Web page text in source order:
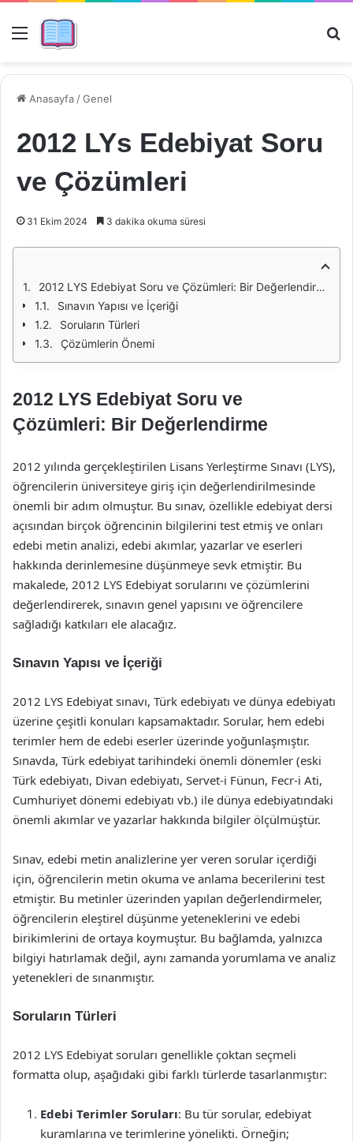
Menü
Anasayfa /Genel
2012 LYs Edebiyat Soru
ve Çözümleri
31 Ekim 2024 3 dakika okuma süresi
2012 LYS Edebiyat Soru ve Çözümleri: Bir Değerlendirme
Sınavın Yapısı ve İçeriği
Soruların Türleri
Çözümlerin Önemi
2012 LYS Edebiyat Soru ve
Çözümleri: Bir Değerlendirme
2012 yılında gerçekleştirilen Lisans Yerleştirme Sınavı (LYS),
öğrencilerin üniversiteye giriş için değerlendirilmesinde
önemli bir adım olmuştur. Bu sınav, özellikle edebiyat dersi
açısından birçok öğrencinin bilgilerini test etmiş ve onları
edebi metin analizi, edebi akımlar, yazarlar ve eserleri
hakkında derinlemesine düşünmeye sevk etmiştir. Bu
makalede, 2012 LYS Edebiyat sorularını ve çözümlerini
değerlendirerek, sınavın genel yapısını ve öğrencilere
sağladığı katkıları ele alacağız.
Sınavın Yapısı ve İçeriği
2012 LYS Edebiyat sınavı, Türk edebiyatı ve dünya edebiyatı
üzerine çeşitli konuları kapsamaktadır. Sorular, hem edebi
terimler hem de edebi eserler üzerinde yoğunlaşmıştır.
Sınavda, Türk edebiyat tarihindeki önemli dönemler (eski
Türk edebiyatı, Divan edebiyatı, Servet-i Fünun, Fecr-i Ati,
Cumhuriyet dönemi edebiyatı vb.) ile dünya edebiyatındaki
önemli akımlar ve yazarlar hakkında bilgiler ölçülmüştür.
Sınav, edebi metin analizlerine yer veren sorular içerdiği
için, öğrencilerin metin okuma ve anlama becerilerini test
etmiştir. Bu metinler üzerinden yapılan değerlendirmeler,
öğrencilerin eleştirel düşünme yeteneklerini ve edebi
birikimlerini de ortaya koymuştur. Bu bağlamda, yalnızca
bilgiyi hatırlamak değil, aynı zamanda yorumlama ve analiz
yetenekleri de sınanmıştır.
Soruların Türleri
2012 LYS Edebiyat soruları genellikle çoktan seçmeli
formatta olup, aşağıdaki gibi farklı türlerde tasarlanmıştır:
Edebi Terimler Soruları: Bu tür sorular, edebiyat
kuramlarına ve terimlerine yönelikti. Örneğin;